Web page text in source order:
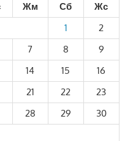
Жм Сб
Жс
1
2
7 8
9
14 15
16
21 22
23
28 29
30